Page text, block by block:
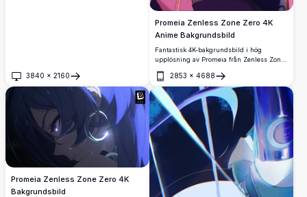
3840 × 2160
Öppna
Promeia Zenless Zone Zero 4K
Anime Bakgrundsbild
Fantastisk 4K-bakgrundsbild i hög
upplösning av Promeia från Zenless Zone
violetta ögon och elegant stridsdräkt, mot
en dramatisk lysande bakgrund med
dynamiska ljuseffekter.
2853 × 4688
Öppna
Promeia Zenless Zone Zero 4K
Bakgrundsbild